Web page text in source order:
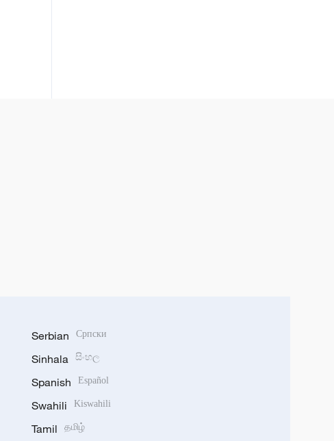
Serbian Српски
Sinhala සිංහල
Spanish Español
Swahili Kiswahili
Tamil தமிழ்